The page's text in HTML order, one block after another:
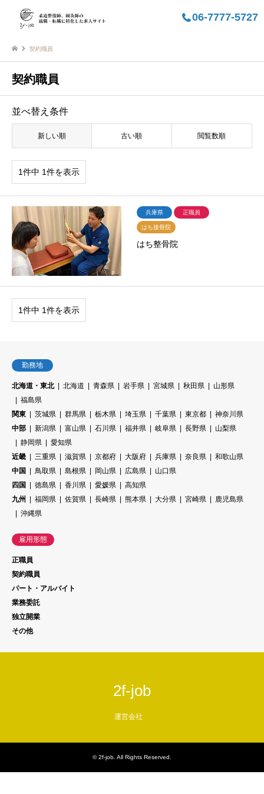
06-7777-5727
契約職員
契約職員
並べ替え条件
新しい順 古い順 閲覧数順
1件中 1件を表示
兵庫県 正職員
はち接骨院
はち整骨院
1件中 1件を表示
勤務地
北海道・東北 北海道 青森県 岩手県 宮城県 秋田県
山形県
福島県
関東
茨城県 群馬県 栃木県 埼玉県 千葉県 東京都
神奈川県
中部
新潟県 富山県 石川県 福井県 岐阜県 長野県
山梨県
静岡県
愛知県
近畿
三重県 滋賀県 京都府 大阪府 兵庫県 奈良県
和歌山県
中国
鳥取県 島根県 岡山県 広島県
山口県
四国
徳島県 香川県 愛媛県
高知県
九州
福岡県 佐賀県 長崎県 熊本県 大分県 宮崎県
鹿児島県
沖縄県
雇用形態
正職員
契約職員
パート・アルバイト
業務委託
独立開業
その他
2f-job
運営会社
©2f-job . All Rights Reserved.